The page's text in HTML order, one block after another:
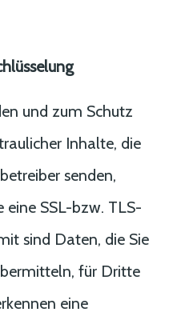
und zum Schutz
Inhalte, die
senden,
eine SSL-bzw. TLS-
sind Daten, die Sie
für Dritte
eine